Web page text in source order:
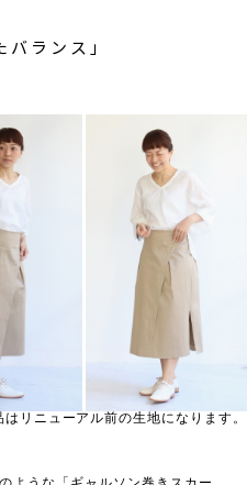
バランス」
リニューアル前の生地になります。